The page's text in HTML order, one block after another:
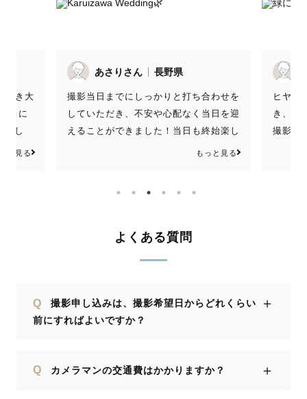
合わせを
当日を迎
終始楽し
い撮影で
もっと見る
R.Mさん 長野県
ヒヤリングから丁寧に対応していただ
き、安心して撮影日を迎えられました。
撮影中も細かくポーズの指示出しをいた
だき、少し緊張していたのですが、とっ
たです！イメージ通りのデータで、楽し
ます！
もっと見る
き
よくある質問
Q
撮影申し込みは、撮影希望日からどれくらい
前にすればよいですか？
＋
Q カメラマンの交通費はかかりますか？ ＋